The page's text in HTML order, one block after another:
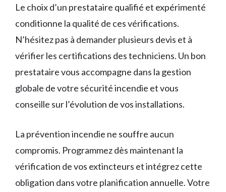
Le choix d’un prestataire qualifié et expérimenté
conditionne la qualité de ces vérifications.
N’hésitez pas à demander plusieurs devis et à
vérifier les certifications des techniciens. Un bon
prestataire vous accompagne dans la gestion
globale de votre sécurité incendie et vous
conseille sur l’évolution de vos installations.
La prévention incendie ne souffre aucun
compromis. Programmez dès maintenant la
vérification de vos extincteurs et intégrez cette
obligation dans votre planification annuelle. Votre